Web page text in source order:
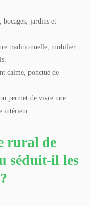
jardins et
traditionnelle, mobilier
calme, ponctué de
permet de vivre une
intérieur.
rural de
séduit-il les